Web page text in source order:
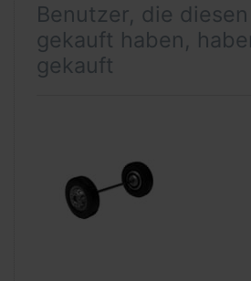
Benutzer, die
gekauft haben,
gekauft